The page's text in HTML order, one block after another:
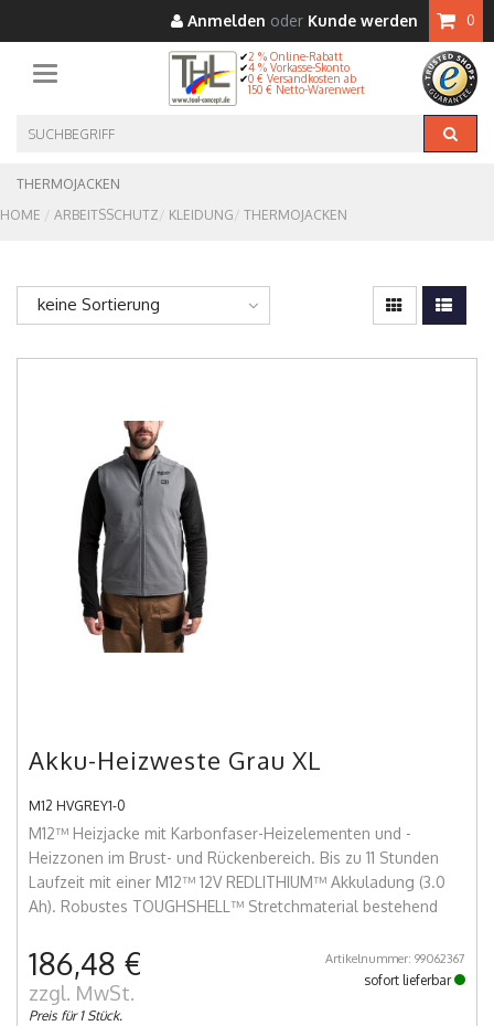
Anmelden oder Kunde werden 0
Toggle navigation
2 % Online-Rabatt
4 % Vorkasse-Skonto
0 € Versandkosten ab
150 € Netto-Warenwert
THERMOJACKEN
HOME
ARBEITSSCHUTZ KLEIDUNG THERMOJACKEN
keine Sortierung
Akku-Heizweste Grau XL
M12 HVGREY1-0
M12™ Heizjacke mit Karbonfaser-Heizelementen und -
Heizzonen im Brust- und Rückenbereich. Bis zu 11 Stunden
Laufzeit mit einer M12™ 12V REDLITHIUM™ Akkuladung (3.0
Ah). Robustes TOUGHSHELL™ Stretchmaterial bestehend
186,48 €
zzgl. MwSt.
Preis für 1 Stück.
Artikelnummer: 99062367
sofort lieferbar